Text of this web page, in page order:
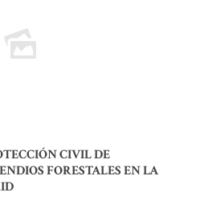
CIVIL DE
FORESTALES EN LA